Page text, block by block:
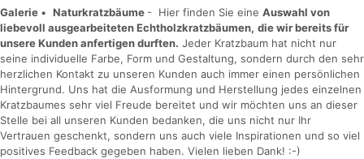
Galerie • Naturkratzbäume - Hier finden Sie eine Auswahl von
liebevoll ausgearbeiteten Echtholzkratzbäumen, die wir bereits für
unsere Kunden anfertigen durften. Jeder Kratzbaum hat nicht nur
seine individuelle Farbe, Form und Gestaltung, sondern durch den sehr
herzlichen Kontakt zu unseren Kunden auch immer einen persönlichen
Hintergrund. Uns hat die Ausformung und Herstellung jedes einzelnen
Kratzbaumes sehr viel Freude bereitet und wir möchten uns an dieser
Stelle bei all unseren Kunden bedanken, die uns nicht nur Ihr
Vertrauen geschenkt, sondern uns auch viele Inspirationen und so viel
positives Feedback gegeben haben. Vielen lieben Dank! :-)